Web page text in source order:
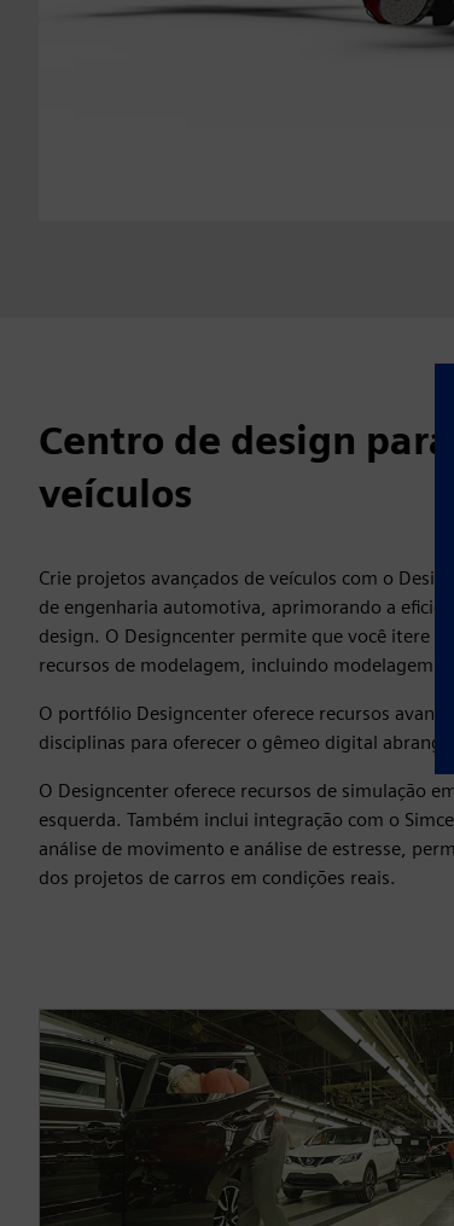
Centro de design
veículos
Crie projetos avançados de veículos com o
de engenharia automotiva, aprimorando a
design. O Designcenter permite que você itere
recursos de modelagem, incluindo modelagem
O portfólio Designcenter oferece recursos
disciplinas para oferecer o gêmeo digital
O Designcenter oferece recursos de simulação
esquerda. Também inclui integração com o
análise de movimento e análise de estresse,
dos projetos de carros em condições reais.